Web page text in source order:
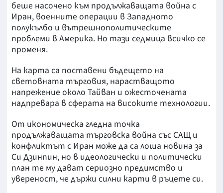
беше насочено към продължаващата война с
Иран, военните операции в Западното
полукълбо и вътрешнополитическите
проблеми в Америка. Но тази седмица всичко се
променя.
На карта са поставени бъдещето на
световната търговия, нарастващото
напрежение около Тайван и ожесточената
надпревара в сферата на високите технологии.
От икономическа гледна точка
продължаващата търговска война със САЩ и
конфликтът с Иран може да са лоша новина за
Си Дзинпин, но в идеологически и политически
план те му дават сериозно предимство и
увереност, че държи силни карти в ръцете си.